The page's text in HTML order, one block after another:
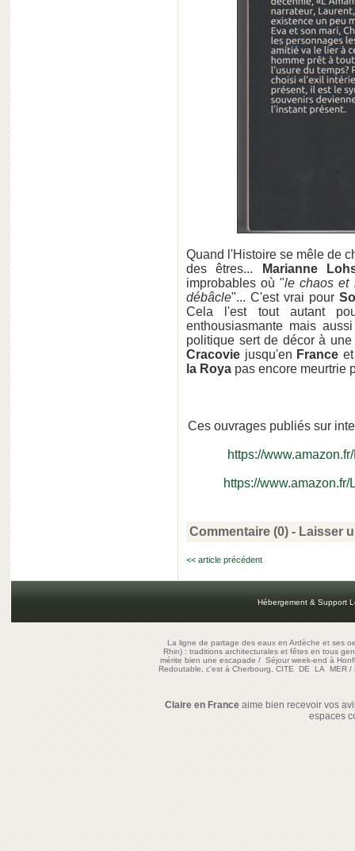
Quand l'Histoire se mêle de
des êtres...
Marianne
improbables où "le chaos et
débâcle"... C'est vrai pour
Cela l'est tout autant
enthousiasmante mais
politique sert de décor à
Cracovie jusqu'en France
la Roya pas encore meurtrie
Ces ouvrages publiés sur
https://
https://
Commentaire (0) - Laisser
<< article précédent
Hébergement & Support
La ligne de partage des eaux en Ardèche et ses
Rhin) : traditions architecturales et fêtes en tous
mérite bien une escapade/Séjour week-end à
Redoutable, c'est à Cherbourg, CITE DE LA MER/
Claire en Franceaime bien recevoir vos
espaces